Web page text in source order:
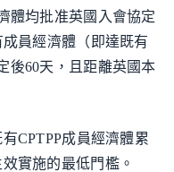
體均批准英國入會協定
員經濟體（即達既有
後60天，且距離英國本
CPTPP成員經濟體累
實施的最低門檻。